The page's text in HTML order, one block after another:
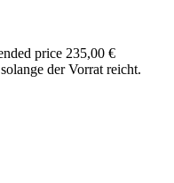
price 235,00 €
der Vorrat reicht.